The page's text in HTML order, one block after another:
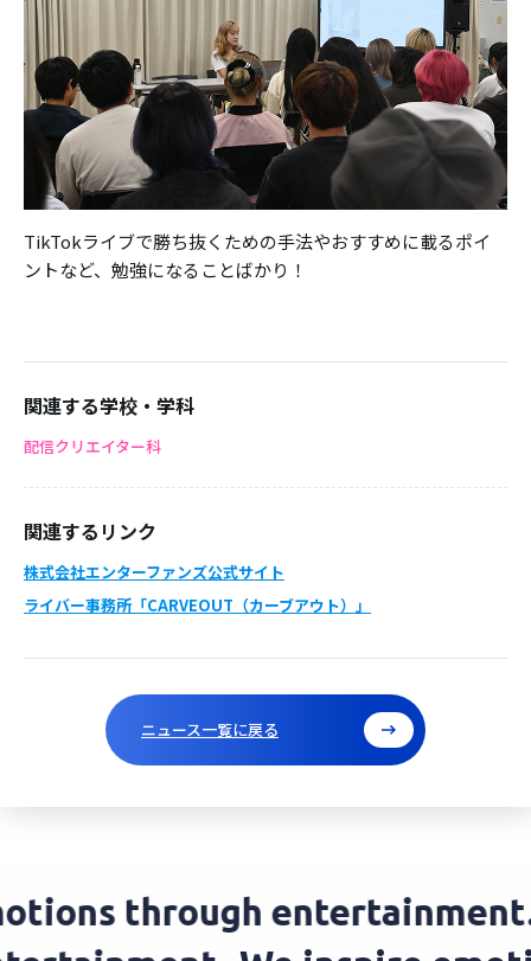
TikTokライブで勝ち抜くための手法やおすすめに載るポイ
ントなど、勉強になることばかり！
関連する学校・学科
配信クリエイター科
関連するリンク
株式会社エンターファンズ公式サイト
ライバー事務所「CARVEOUT（カーブアウト）」
ニュース一覧に戻る
through entertainment.